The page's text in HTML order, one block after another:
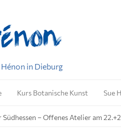
in Dieburg
Kurs Botanische Kunst Sue
– Offenes Atelier am